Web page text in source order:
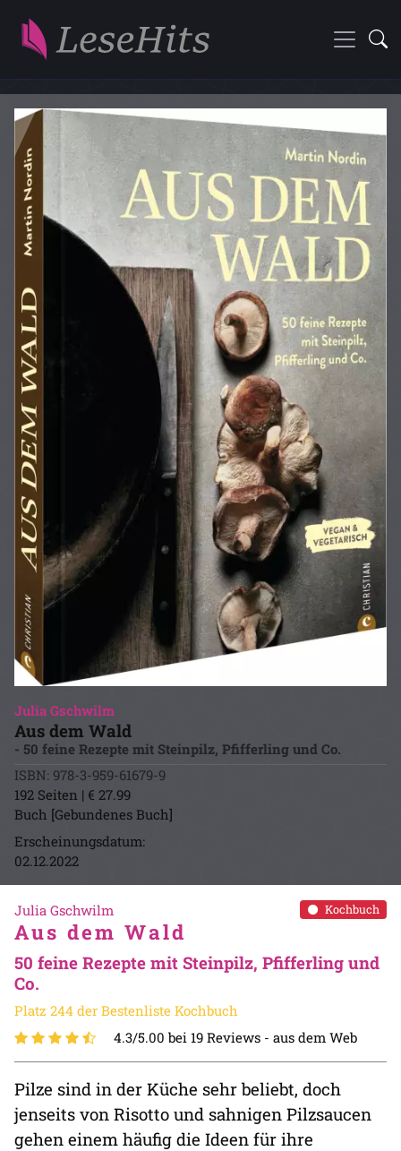
Julia Gschwilm
Aus dem Wald
- 50 feine Rezepte mit Steinpilz, Pfifferling und Co.
ISBN: 978-3-959-61679-9
192 Seiten | € 27.99
Buch [Gebundenes Buch]
Erscheinungsdatum:
02.12.2022
Kochbuch
Julia Gschwilm
Aus dem Wald
50 feine Rezepte mit Steinpilz, Pfifferling und
Co.
Platz 244 der Bestenliste Kochbuch
4.3/5.00 bei 19 Reviews - aus dem Web
Pilze sind in der Küche sehr beliebt, doch
jenseits von Risotto und sahnigen Pilzsaucen
gehen einem häufig die Ideen für ihre